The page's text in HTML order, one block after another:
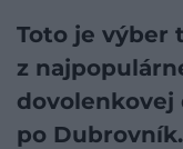
Toto je výber
z
dovolenkovej
po Dubrovník.